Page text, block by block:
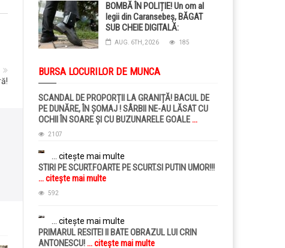
BOMBĂ ÎN POLIȚIE! Un om al
legii din Caransebeș, BĂGAT
SUB CHEIE DIGITALĂ:
Judecătorii i-au pus BRĂȚARĂ
ELECTRONICĂ la picior!
AUG. 6TH, 2026 185
BURSA LOCURILOR DE MUNCA
SCANDAL DE PROPORȚII LA GRANIȚĂ! BACUL DE
PE DUNĂRE, ÎN ȘOMAJ ! SÂRBII NE-AU LĂSAT CU
OCHII ÎN SOARE ȘI CU BUZUNARELE GOALE...
citește mai multe
2107
... citește mai multe
STIRI PE SCURT.FOARTE PE SCURT.SI PUTIN UMOR!!!
... citește mai multe
592
... citește mai multe
PRIMARUL RESITEI II BATE OBRAZUL LUI CRIN
ANTONESCU!... citește mai multe